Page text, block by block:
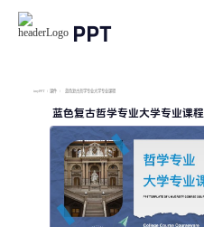
PPT
imyPPT / 课件 / 蓝色复古哲学专业大学专业课程
蓝色复古哲学专业大学专业课程